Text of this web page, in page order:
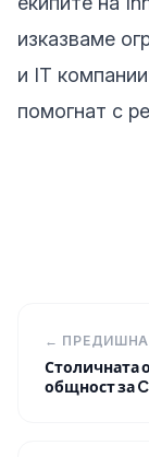
изказваме
и IT
помогнат с
← ПРЕДИШНА
Столичната
общност за